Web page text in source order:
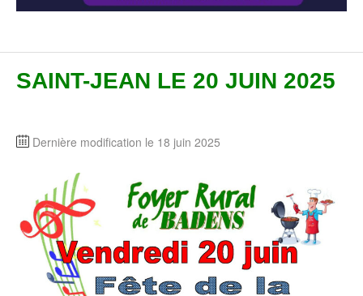
SAINT-JEAN LE 20 JUIN 2025
Dernière modification le 18 juin 2025